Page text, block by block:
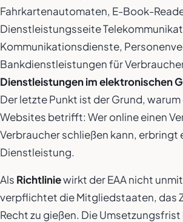
Fahrkartenautomaten, E-Book-
Dienstleistungsseite
Kommunikationsdienste,
Bankdienstleistungen für
Dienstleistungen im elektronischen
Der letzte Punkt ist der Grund, warum
Websites betrifft: Wer online einen
Verbraucher schließen kann, erbringt
Dienstleistung.
Als Richtliniewirkt der EAA nicht
verpflichtet die Mitgliedstaaten, das
Recht zu gießen. Die Umsetzungsfrist